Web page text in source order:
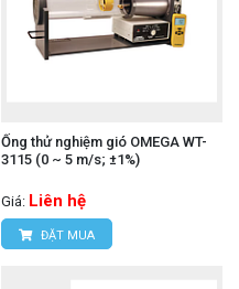
Ống thử nghiệm gió OMEGA WT-
3115 (0 ~ 5 m/s; ±1%)
Giá: Liên hệ
ĐẶT MUA